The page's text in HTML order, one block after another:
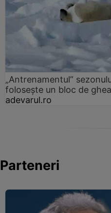
„Antrenamentul”
folosește un bloc de
adevarul.ro
Parteneri